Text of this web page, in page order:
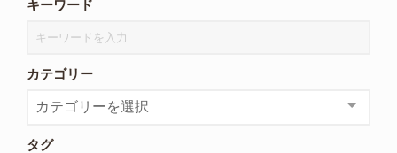
キーワード
カテゴリー
タグ